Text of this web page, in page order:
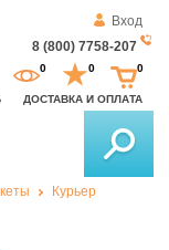
Вход
8 (800) 7758-207
ДОСТАВКА И ОПЛАТА
0 0 0
Курьер